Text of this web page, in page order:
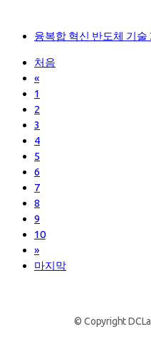
융복합 혁신 반도체 기
처음
«
1
2
3
4
5
6
7
8
9
10
»
마지막
© Copyright